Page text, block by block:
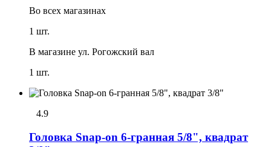
Во всех магазинах
1 шт.
В магазине ул. Рогожский вал
1 шт.
4.9
Головка Snap-on 6-гранная 5/8", квадрат